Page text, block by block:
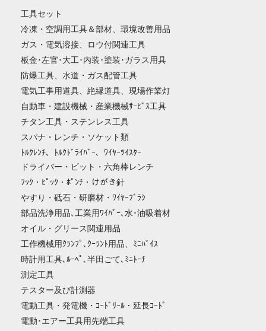
工具セット
冷凍・空調用工具＆部材、環境改善用品
ガス・電気溶接、ロウ付関連工具
板金･左官･大工･内装･塗装･ガラス用具
防爆工具、水道・ガス配管工具
電気工事用道具、絶縁道具、現場作業灯
自動車・建設機械・産業機械ｻｰﾋﾞｽ工具
チタン工具・ステンレス工具
スパナ・レンチ・ソケット類
ﾄﾙｸﾚﾝﾁ、ﾄﾙｸﾄﾞﾗｲﾊﾞｰ、ﾜｲﾔｰﾂｲｽﾀｰ
ドライバー・ビット・六角棒レンチ
ﾌｯｸ・ﾋﾟｯｸ・ﾎﾟﾝﾁ・けがき針
やすり・砥石・研磨材・ﾜｲﾔｰﾌﾞﾗｼ
部品洗浄用品､工業用ﾜｲﾊﾟｰ､水･油吸着材
オイル・グリース関連用品
工作機械用ｸﾗﾝﾌﾟ､ｸｰﾗﾝﾄ用品、ﾐﾆﾊﾞｲｽ
時計用工具､ﾙｰﾍﾟ､半田ごて､ﾐﾆﾄｰﾁ
測定工具
テスター及び計測器
電動工具・発電機・ｺｰﾄﾞﾘｰﾙ・延長ｺｰﾄﾞ
電動･エアー工具用先端工具